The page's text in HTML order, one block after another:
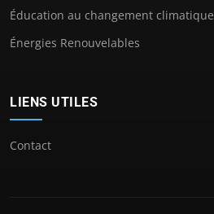
Éducation au changement climatique
Énergies Renouvelables
LIENS UTILES
Contact